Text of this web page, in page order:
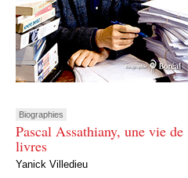
Biographies
Pascal Assathiany, une vie de
livres
Yanick Villedieu